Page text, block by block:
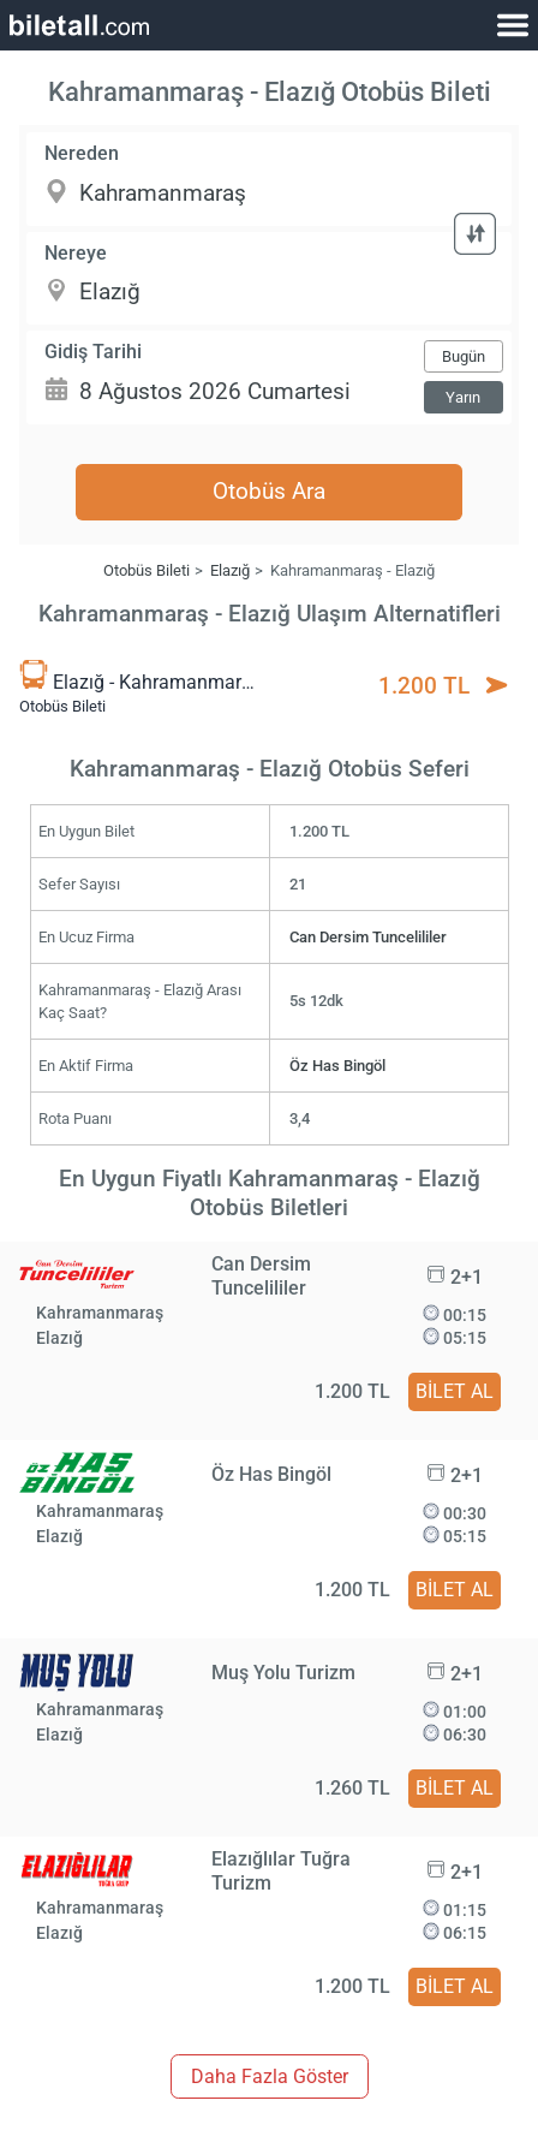
Kahramanmaraş - Elazığ Otobüs Bileti
Nereden
Nereye
Gidiş Tarihi Bugün
Yarın
Otobüs Ara
Otobüs Bileti Elazığ Kahramanmaraş - Elazığ
Kahramanmaraş - Elazığ Ulaşım Alternatifleri
Elazığ - Kahramanmaraş
Otobüs Bileti
1.200 TL
Kahramanmaraş - Elazığ Otobüs Seferi
En Uygun Bilet 1.200 TL
Sefer Sayısı 21
En Ucuz Firma Can Dersim Tuncelililer
Kahramanmaraş - Elazığ Arası
Kaç Saat?
5s 12dk
En Aktif Firma Öz Has Bingöl
Rota Puanı 3,4
En Uygun Fiyatlı Kahramanmaraş - Elazığ
Otobüs Biletleri
Can Dersim
Tuncelililer
2+1
Kahramanmaraş
Elazığ
00:15
05:15
1.200 TL BİLET AL
Öz Has Bingöl 2+1
Kahramanmaraş
Elazığ
00:30
05:15
1.200 TL BİLET AL
Muş Yolu Turizm 2+1
Kahramanmaraş
Elazığ
01:00
06:30
1.260 TL BİLET AL
Elazığlılar Tuğra
Turizm
2+1
Kahramanmaraş
Elazığ
01:15
06:15
1.200 TL BİLET AL
Daha Fazla Göster